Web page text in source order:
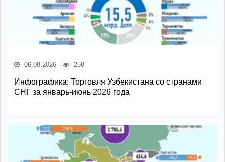
06.08.2026 258
Инфографика: Торговля Узбекистана со странами
СНГ за январь-июнь 2026 года